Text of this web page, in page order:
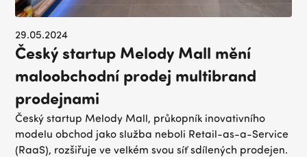
29.05.2024
Český startup Melody Mall mění
maloobchodní prodej multibrand
prodejnami
Český startup Melody Mall, průkopník inovativního
modelu obchod jako služba neboli Retail-as-a-Service
(RaaS), rozšiřuje ve velkém svou síť sdílených prodejen.